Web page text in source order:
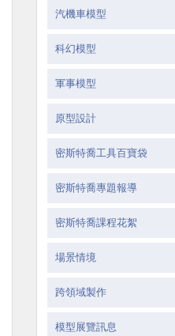
汽機車模型
科幻模型
軍事模型
原型設計
密斯特喬工具百寶袋
密斯特喬專題報導
密斯特喬課程花絮
場景情境
跨領域製作
模型展覽訊息